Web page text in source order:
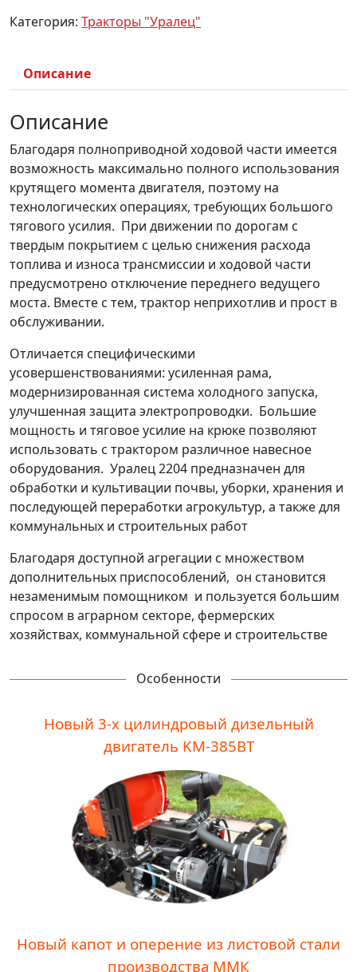
Категория: Тракторы "Уралец"
Описание
Описание
Благодаря полноприводной ходовой части имеется
возможность максимально полного использования
крутящего момента двигателя, поэтому на
технологических операциях, требующих большого
тягового усилия. При движении по дорогам с
твердым покрытием с целью снижения расхода
топлива и износа трансмиссии и ходовой части
предусмотрено отключение переднего ведущего
моста. Вместе с тем, трактор неприхотлив и прост в
обслуживании.
Отличается специфическими
усовершенствованиями: усиленная рама,
модернизированная система холодного запуска,
улучшенная защита электропроводки. Большие
мощность и тяговое усилие на крюке позволяют
использовать с трактором различное навесное
оборудования. Уралец 2204 предназначен для
обработки и культивации почвы, уборки, хранения и
последующей переработки агрокультур, а также для
коммунальных и строительных работ
Благодаря доступной агрегации с множеством
дополнительных приспособлений, он становится
незаменимым помощником и пользуется большим
спросом в аграрном секторе, фермерских
хозяйствах, коммунальной сфере и строительстве
Особенности
Новый 3-х цилиндровый дизельный
двигатель KM-385ВТ
Новый капот и оперение из листовой стали
производства ММК